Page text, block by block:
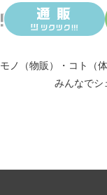
モノ（物販） ・ コト（体
みんなでシ